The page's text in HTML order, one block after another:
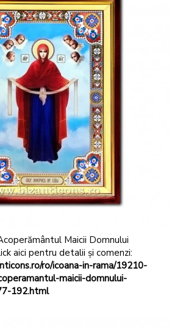
Maicii Domnului
aici pentru detalii și comenzi:
ro/icoana-in-rama/19210-
maicii-domnului-
192.html